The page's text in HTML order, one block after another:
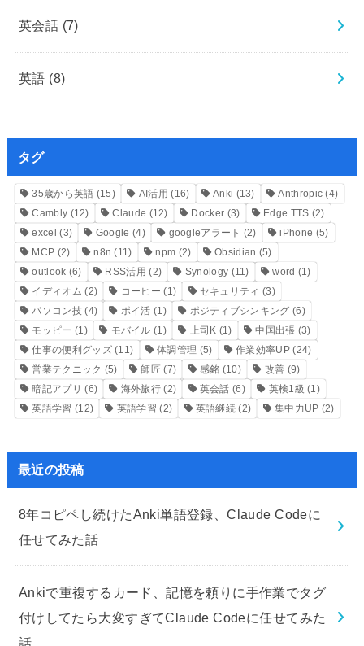
英会話 (7)
英語 (8)
タグ
35歳から英語 (15) AI活用 (16) Anki (13) Anthropic (4)
Cambly (12) Claude (12) Docker (3) Edge TTS (2)
excel (3) Google (4) googleアラート (2) iPhone (5)
MCP (2) n8n (11) npm (2) Obsidian (5)
outlook (6) RSS活用 (2) Synology (11) word (1)
イディオム (2) コーヒー (1) セキュリティ (3)
パソコン技(4) ポイ活 (1) ポジティブシンキング (6)
モッピー (1) モバイル (1) 上司K (1) 中国出張 (3)
仕事の便利グッズ(11) 体調管理 (5) 作業効率UP(24)
営業テクニック (5) 師匠 (7) 感銘 (10) 改善 (9)
暗記アプリ (6) 海外旅行 (2) 英会話 (6) 英検1級 (1)
英語学習 (12) 英語学習 (2) 英語継続 (2) 集中力UP (2)
最近の投稿
8年コピペし続けたAnki単語登録、Claude Codeに
任せてみた話
Ankiで重複するカード、記憶を頼りに手作業でタグ
付けしてたら大変すぎてClaude Codeに任せてみた
話